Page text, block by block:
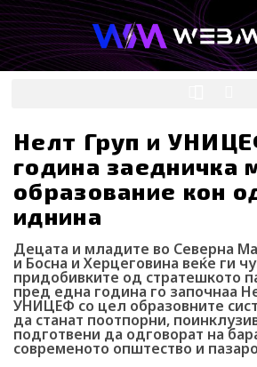
Skip
to
content
e
b
o
o
k
t
a
g
r
a
Нелт Груп и
година заедничка
образование кон
иднина
Децата и младите во Северна
и Босна и Херцеговина веќе ги
придобивките од стратешкото
пред една година го започнаа
УНИЦЕФ со цел образовните
да станат поотпорни,
подготвени да одговорат на
современото општество и